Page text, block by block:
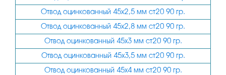
Отвод оцинкованный 45х2,5 мм ст20 90 гр.
Отвод оцинкованный 45х2,8 мм ст20 90 гр.
Отвод оцинкованный 45х3 мм ст20 90 гр.
Отвод оцинкованный 45х3,5 мм ст20 90 гр.
Отвод оцинкованный 45х4 мм ст20 90 гр.